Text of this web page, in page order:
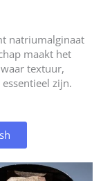
natriumalginaat
maakt het
textuur,
zijn.